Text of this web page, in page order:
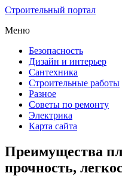
Строительный портал
Меню
Безопасность
Дизайн и интерьер
Сантехника
Строительные работы
Разное
Советы по ремонту
Электрика
Карта сайта
Преимущества
прочность,